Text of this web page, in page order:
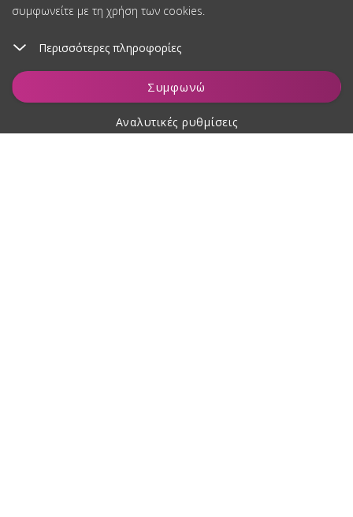
συμφωνείτε με τη χρήση των cookies.
Περισσότερες πληροφορίες
Συμφωνώ
Αναλυτικές ρυθμίσεις
Προσθήκη στο καλάθι